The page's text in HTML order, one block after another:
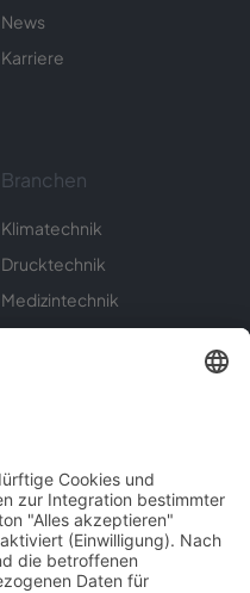
News
Karriere
Branchen
Klimatechnik
Drucktechnik
Medizintechnik
Sondermaschinenbau
Gerätebau
Servicecenter